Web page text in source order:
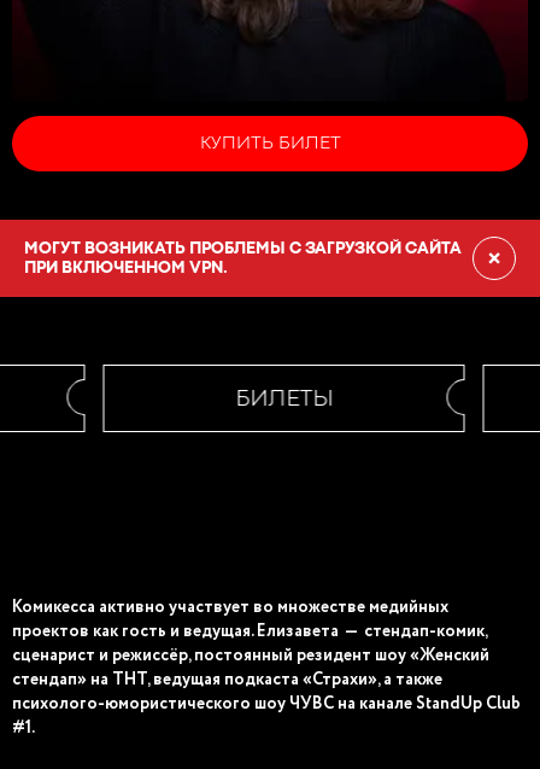
КУПИТЬ БИЛЕТ
МОГУТ ВОЗНИКАТЬ ПРОБЛЕМЫ С ЗАГРУЗКОЙ САЙТА
ПРИ ВКЛЮЧЕННОМ VPN.
×
БИЛЕТЫ
Комикесса активно участвует во множестве медийных
проектов как гость и ведущая. Елизавета — стендап-комик,
сценарист и режиссёр, постоянный резидент шоу «Женский
стендап» на ТНТ, ведущая подкаста «Страхи», а также
психолого-юмористического шоу ЧУВС на канале StandUp Club
#1.